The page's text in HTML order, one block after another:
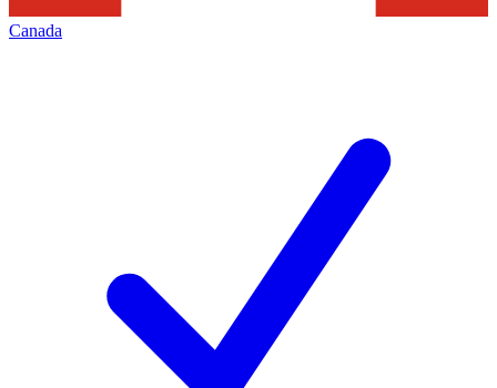
Canada